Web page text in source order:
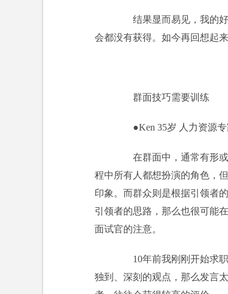
结果显而易见，我的好
会都没有获得。如今再回想起
群面技巧需要训练
●Ken 35岁 人力资源专
在群面中，通常有形或
程中所有人都想扮演的角色，
印象。而群众则是根据引领者
引领者的思路，那么也很可能
面试官的注意。
10年前我刚刚开始求职
独到、深刻的观点，那么发言